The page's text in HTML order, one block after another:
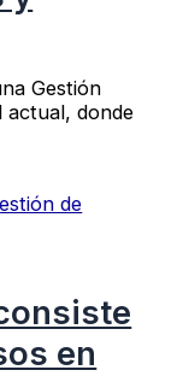
Gestión
actual, donde
en